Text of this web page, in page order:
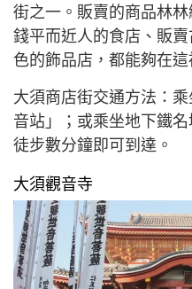
街之一。販賣的商品林
錢平而近人的食店、販
色的飾品店，都能夠在這
大須商店街交通方法：
音站」；或乘坐地下鐵
徒步數分鐘即可到達。
大須觀音寺